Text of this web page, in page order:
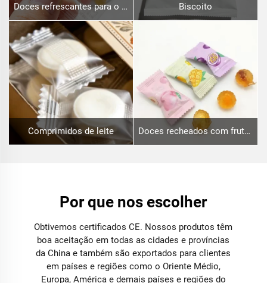
Doces refrescantes para o hálito Biscoito
Comprimidos de leite Doces recheados com frutas
Por que nos escolher
Obtivemos certificados CE. Nossos produtos têm
boa aceitação em todas as cidades e províncias
da China e também são exportados para clientes
em países e regiões como o Oriente Médio,
Europa, América e demais países e regiões do